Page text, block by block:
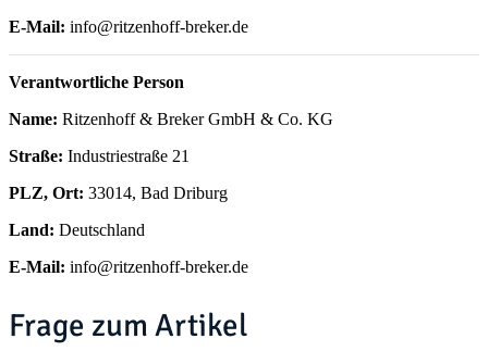
E-Mail: info@ritzenhoff-breker.de
Verantwortliche Person
Name: Ritzenhoff & Breker GmbH & Co. KG
Straße: Industriestraße 21
PLZ, Ort: 33014, Bad Driburg
Land: Deutschland
E-Mail: info@ritzenhoff-breker.de
Frage zum Artikel